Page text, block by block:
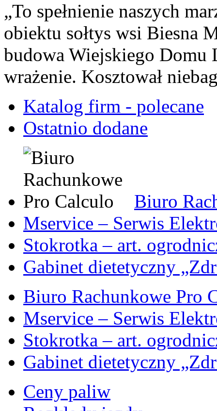
„To spełnienie naszych
obiektu sołtys wsi Biesna
budowa Wiejskiego Domu
wrażenie. Kosztował
Katalog firm - polecane
Ostatnio dodane
Biuro
Mservice – Serwis
Stokrotka – art.
Gabinet dietetyczny
Biuro Rachunkowe Pro
Mservice – Serwis
Stokrotka – art.
Gabinet dietetyczny
Ceny paliw